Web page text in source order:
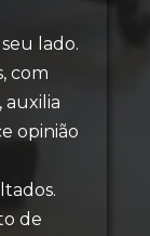
lado.
com
auxilia
opinião
de